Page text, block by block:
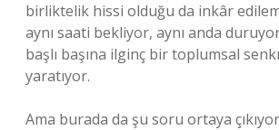
birliktelik hissi olduğu da inkâr
aynı saati bekliyor, aynı anda
başlı başına ilginç bir toplumsal
yaratıyor.
Ama burada da şu soru ortaya